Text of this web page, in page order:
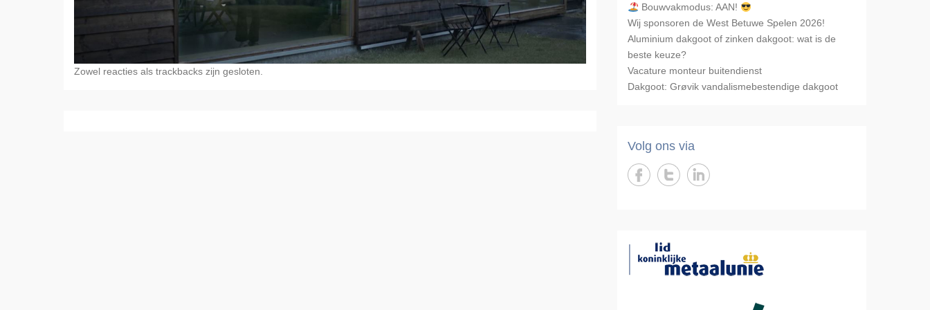
Zowel reacties als trackbacks zijn gesloten.
Bouwvakmodus: AAN!
Wij sponsoren de West Betuwe Spelen 2026!
Aluminium dakgoot of zinken dakgoot: wat is de
beste keuze?
Vacature monteur buitendienst
Dakgoot: Grøvik vandalismebestendige dakgoot
Volg ons via